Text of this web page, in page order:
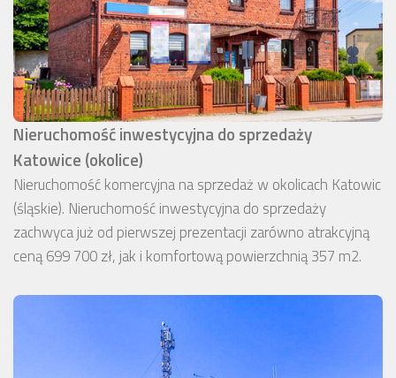
Nieruchomość inwestycyjna do sprzedaży
Katowice (okolice)
Nieruchomość komercyjna na sprzedaż w okolicach Katowic
(śląskie). Nieruchomość inwestycyjna do sprzedaży
zachwyca już od pierwszej prezentacji zarówno atrakcyjną
ceną 699 700 zł, jak i komfortową powierzchnią 357 m2.